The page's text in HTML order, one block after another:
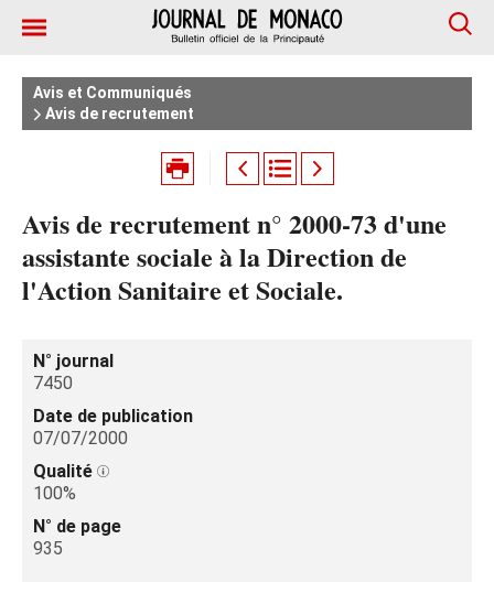
Avis et Communiqués
Avis de recrutement
Avis de recrutement n° 2000-73 d'une
assistante sociale à la Direction de
l'Action Sanitaire et Sociale.
N° journal
7450
Date de publication
07/07/2000
Qualité
100%
N° de page
935